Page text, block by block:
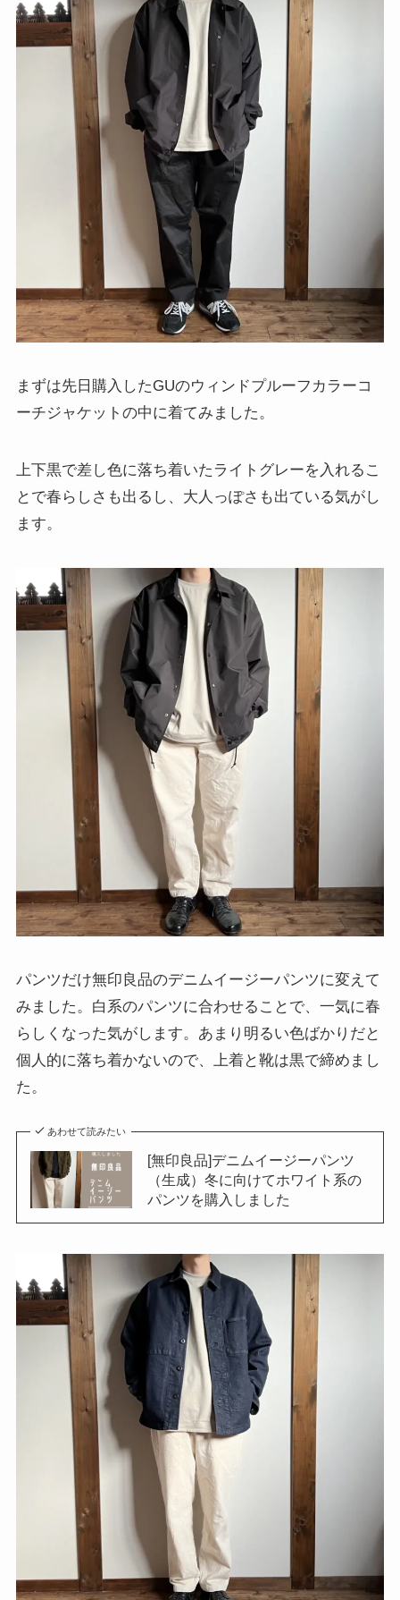
まずは先日購入したGUのウィンドプルーフカラーコ
ーチジャケットの中に着てみました。
上下黒で差し色に落ち着いたライトグレーを入れるこ
とで春らしさも出るし、大人っぽさも出ている気がし
ます。
パンツだけ無印良品のデニムイージーパンツに変えて
みました。白系のパンツに合わせることで、一気に春
らしくなった気がします。あまり明るい色ばかりだと
個人的に落ち着かないので、上着と靴は黒で締めまし
た。
あわせて読みたい
[無印良品]デニムイージーパンツ
（生成）冬に向けてホワイト系の
パンツを購入しました